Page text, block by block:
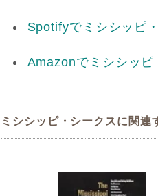
Spotifyでミシシッピ
Amazonでミシシッピ
ミシシッピ・シークスに関連